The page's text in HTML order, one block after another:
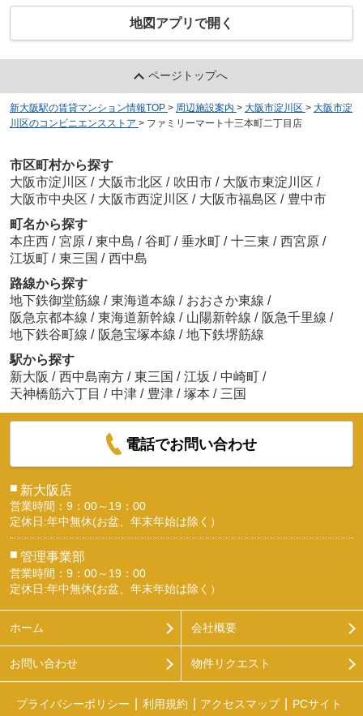
地図アプリで開く
ページトップへ
新大阪駅の賃貸マンション情報TOP > 周辺施設案内 > 大阪市淀川区 > 大阪市淀
川区のコンビニエンスストア > ファミリーマート十三本町二丁目店
市区町村から探す
大阪市淀川区 / 大阪市北区 / 吹田市 / 大阪市東淀川区 /
大阪市中央区 / 大阪市西淀川区 / 大阪市福島区 / 豊中市
町名から探す
本庄西 / 宮原 / 東中島 / 谷町 / 垂水町 / 十三東 / 西宮原 /
江坂町 / 東三国 / 西中島
路線から探す
地下鉄御堂筋線 / 東海道本線 / おおさか東線 /
阪急京都本線 / 東海道新幹線 / 山陽新幹線 / 阪急千里線 /
地下鉄谷町線 / 阪急宝塚本線 / 地下鉄堺筋線
駅から探す
新大阪 / 西中島南方 / 東三国 / 江坂 / 中崎町 /
天神橋筋六丁目 / 中津 / 豊津 / 塚本 / 三国
電話でお問い合わせ
■ 新大阪店
営業時間：9：00～19：00
定休日:年中無休(お盆、年末年始は除く）
■ 管理事業部
営業時間：9：00～19：00
定休日:年中無休(お盆、年末年始は除く）
ホーム 会社概要
お問い合わせ 物件リクエスト
プライバシーポリシー 利用規約 アクセスマップ
PCサイト